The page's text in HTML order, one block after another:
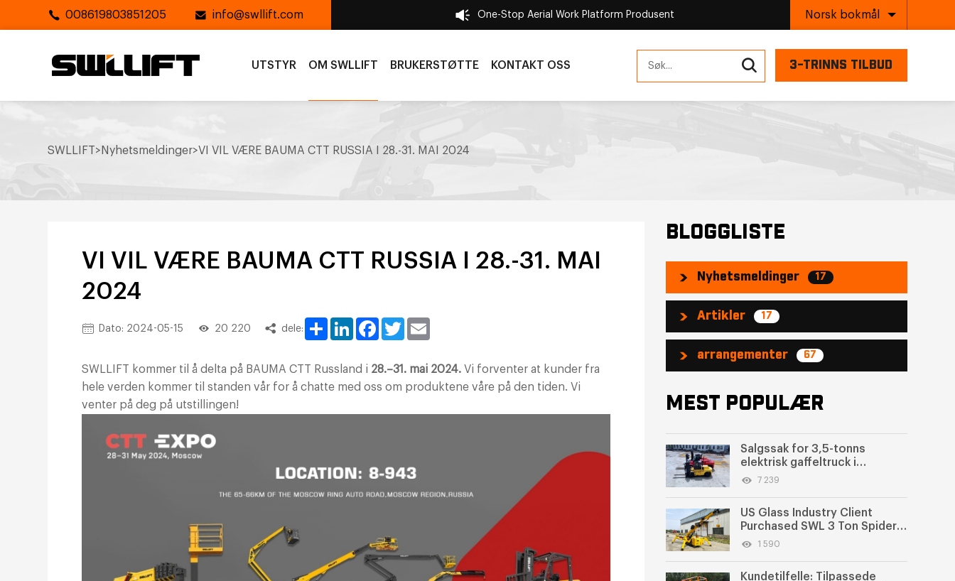
008619803851205 info@swllift.com One-Stop Aerial Work Platform Produsent Norsk bokmål
UTSTYR OM SWLLIFT BRUKERSTØTTE KONTAKT OSS 3-TRINNS TILBUD
SWLLIFT> Nyhetsmeldinger>VI VIL VÆRE BAUMA CTT RUSSIA I 28.-31. MAI 2024
VI VIL VÆRE BAUMA CTT RUSSIA I 28.-31. MAI
2024
Dato: 2024-05-15 20 220 dele:
Share LinkedInFacebook
Twitter
SWLLIFT kommer til å delta på BAUMA CTT Russland i 28.–31. mai 2024. Vi forventer at kunder fra
hele verden kommer til standen vår for å chatte med oss om produktene våre på den tiden. Vi
venter på deg på utstillingen!
BLOGGLISTE
Nyhetsmeldinger 17
Artikler 17
arrangementer 67
MEST POPULÆR
Salgssak for 3,5-tonns
elektrisk gaffeltruck i
Guatemala | Vellykket
7 239
US Glass Industry Client
Purchased SWL 3 Ton Spider
Crane
1 590
Kundetilfelle: Tilpassede